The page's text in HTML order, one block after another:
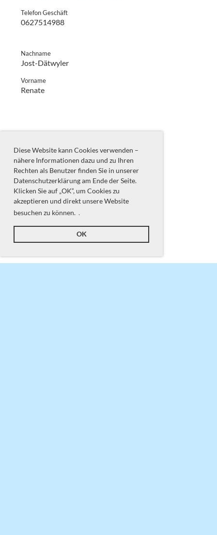
Diese Website kann Cookies verwenden –
nähere Informationen dazu und zu Ihren
Rechten als Benutzer finden Sie in unserer
Datenschutzerklärung am Ende der Seite.
Klicken Sie auf „OK“, um Cookies zu
akzeptieren und direkt unsere Website
besuchen zu können. .
OK
Telefon Geschäft
0627514988
Nachname
Jost-Dätwyler
Vorname
Renate